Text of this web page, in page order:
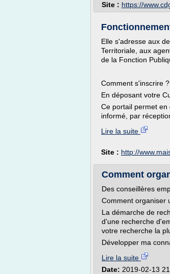
Site : https://
Elle s'adresse aux
Territoriale, aux
de la Fonction
Comment s'inscrire ?
En déposant votre
Ce portail permet
informé, par
Lire la suite
Site : http://
Comment
Des conseillères
Comment organiser
La démarche de
d'une recherche
votre recherche la
Développer ma
Lire la suite
Date: 2019-02-13